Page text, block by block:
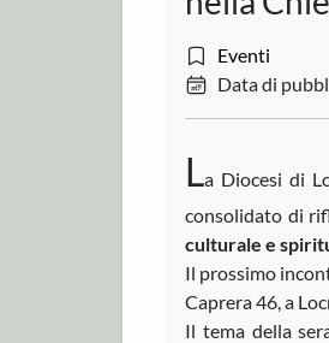
Eventi
Data di
La Diocesi di
consolidato di
culturale e
Il prossimo
Caprera 46, a
Il tema della